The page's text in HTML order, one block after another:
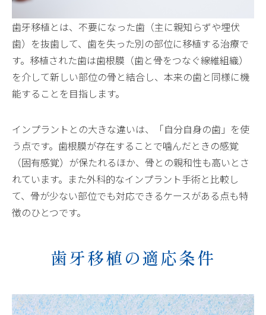
歯牙移植とは、不要になった歯（主に親知らずや埋伏
歯）を抜歯して、歯を失った別の部位に移植する治療で
す。移植された歯は歯根膜（歯と骨をつなぐ線維組織）
を介して新しい部位の骨と結合し、本来の歯と同様に機
能することを目指します。
インプラントとの大きな違いは、「自分自身の歯」を使
う点です。歯根膜が存在することで噛んだときの感覚
（固有感覚）が保たれるほか、骨との親和性も高いとさ
れています。また外科的なインプラント手術と比較し
て、骨が少ない部位でも対応できるケースがある点も特
徴のひとつです。
歯牙移植の適応条件